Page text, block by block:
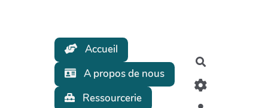
Accueil
A propos de nous
Ressourcerie